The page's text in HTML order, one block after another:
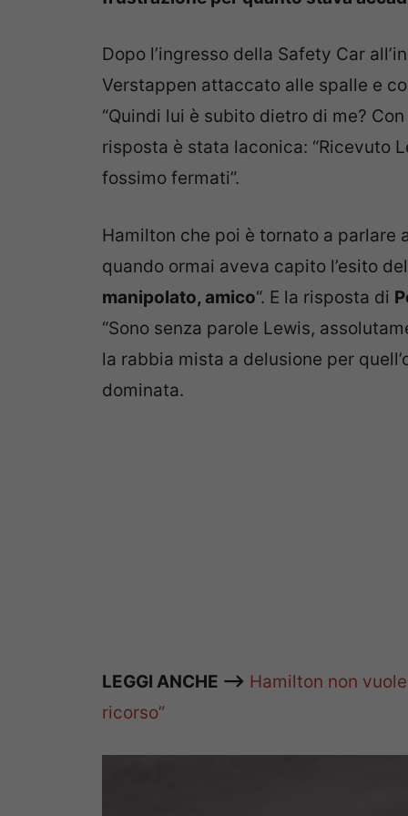
Dopo l’ingresso della Safety Car
Verstappen attaccato alle spalle e
“Quindi lui è subito dietro di me?
risposta è stata laconica: “Ricevuto
fossimo fermati”.
Hamilton che poi è tornato a parlare
quando ormai aveva capito l’esito
manipolato, amico“. E la risposta di
“Sono senza parole Lewis,
la rabbia mista a delusione per
dominata.
LEGGI ANCHE —> Hamilton non
ricorso”